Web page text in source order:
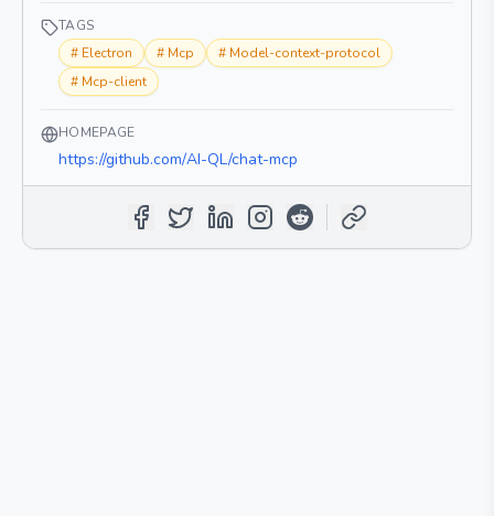
TAGS
# Electron # Mcp # Model-context-protocol
# Mcp-client
HOMEPAGE
https://github.com/AI-QL/chat-mcp